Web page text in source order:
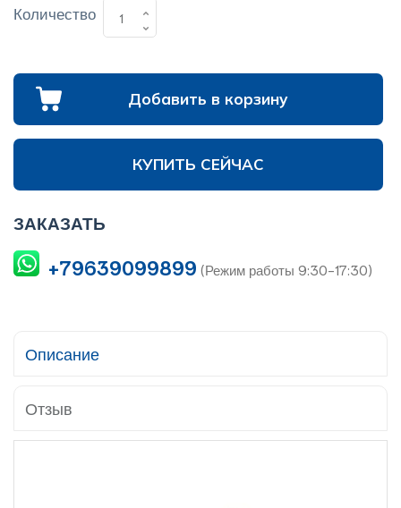
Количество
Добавить в корзину
КУПИТЬ СЕЙЧАС
ЗАКАЗАТЬ
+79639099899 (Режим работы 9:30-17:30)
Описание
Отзыв